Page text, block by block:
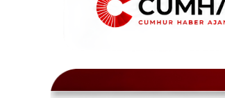
Yerel Yönetimler